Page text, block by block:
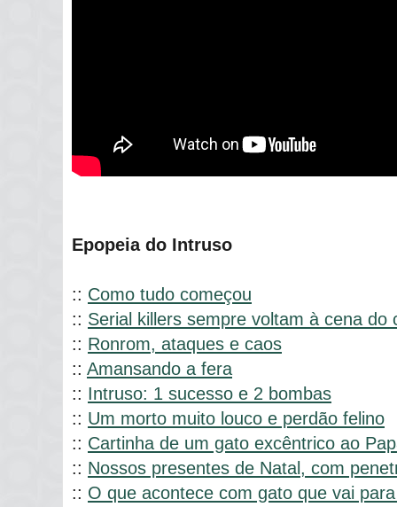
Epopeia do Intruso
:: Como tudo começou
:: Serial killers sempre voltam à cena do
:: Ronrom, ataques e caos
:: Amansando a fera
:: Intruso: 1 sucesso e 2 bombas
:: Um morto muito louco e perdão felino
:: Cartinha de um gato excêntrico ao
:: Nossos presentes de Natal, com
:: O que acontece com gato que vai